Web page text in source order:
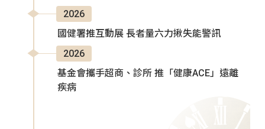
2026
國健署推互動展 長者量六力揪失能警訊
2026
基金會攜手超商、診所 推「健康ACE」遠離
疾病